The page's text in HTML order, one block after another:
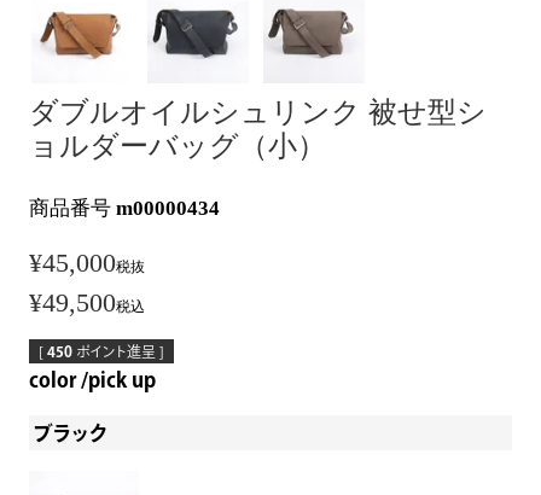
ダブルオイルシュリンク 被せ型シ
ョルダーバッグ（小）
商品番号 m00000434
¥45,000税抜
¥49,500税込
[ 450 ポイント進呈 ]
color pick up
ブラック